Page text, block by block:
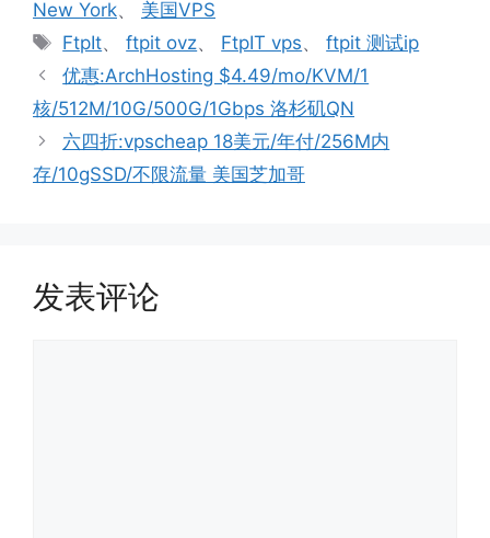
New York、 美国VPS
标
签
FtpIt、ftpit ovz、 FtpIT vps、ftpit 测试ip
优惠:ArchHosting $4.49/mo/KVM/1
核/512M/10G/500G/1Gbps 洛杉矶QN
六四折:vpscheap 18美元/年付/256M内
存/10gSSD/不限流量 美国芝加哥
发表评论